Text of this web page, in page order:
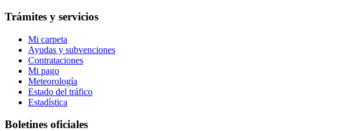
Trámites y servicios
Mi carpeta
Ayudas y subvenciones
Contrataciones
Mi pago
Meteorología
Estado del tráfico
Estadística
Boletines oficiales